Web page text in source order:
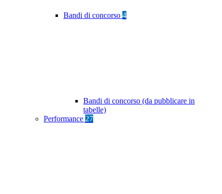
Bandi di concorso 4
Bandi di concorso (da pubblicare in
tabelle)
Performance 27